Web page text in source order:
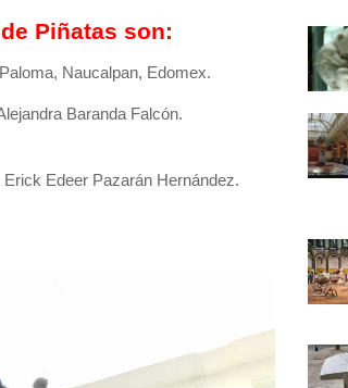
Piñatas son:
Naucalpan, Edomex.
Baranda Falcón.
Erick Edeer Pazarán Hernández.